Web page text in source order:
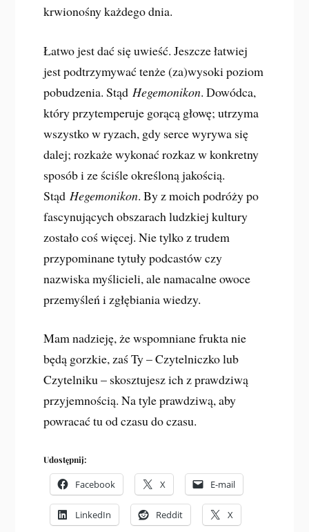
krwionośny każdego dnia.
Łatwo jest dać się uwieść. Jeszcze łatwiej
jest podtrzymywać tenże (za)wysoki poziom
pobudzenia. Stąd Hegemonikon. Dowódca,
który przytemperuje gorącą głowę; utrzyma
wszystko w ryzach, gdy serce wyrywa się
dalej; rozkaże wykonać rozkaz w konkretny
sposób i ze ściśle określoną jakością.
Stąd Hegemonikon. By z moich podróży po
fascynujących obszarach ludzkiej kultury
zostało coś więcej. Nie tylko z trudem
przypominane tytuły podcastów czy
nazwiska myślicieli, ale namacalne owoce
przemyśleń i zgłębiania wiedzy.
Mam nadzieję, że wspomniane frukta nie
będą gorzkie, zaś Ty – Czytelniczko lub
Czytelniku – skosztujesz ich z prawdziwą
przyjemnością. Na tyle prawdziwą, aby
powracać tu od czasu do czasu.
Udostępnij:
Facebook X E-mail
LinkedIn Reddit X